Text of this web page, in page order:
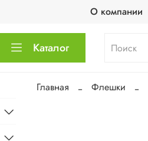
О компании
Каталог
Главная Флешки